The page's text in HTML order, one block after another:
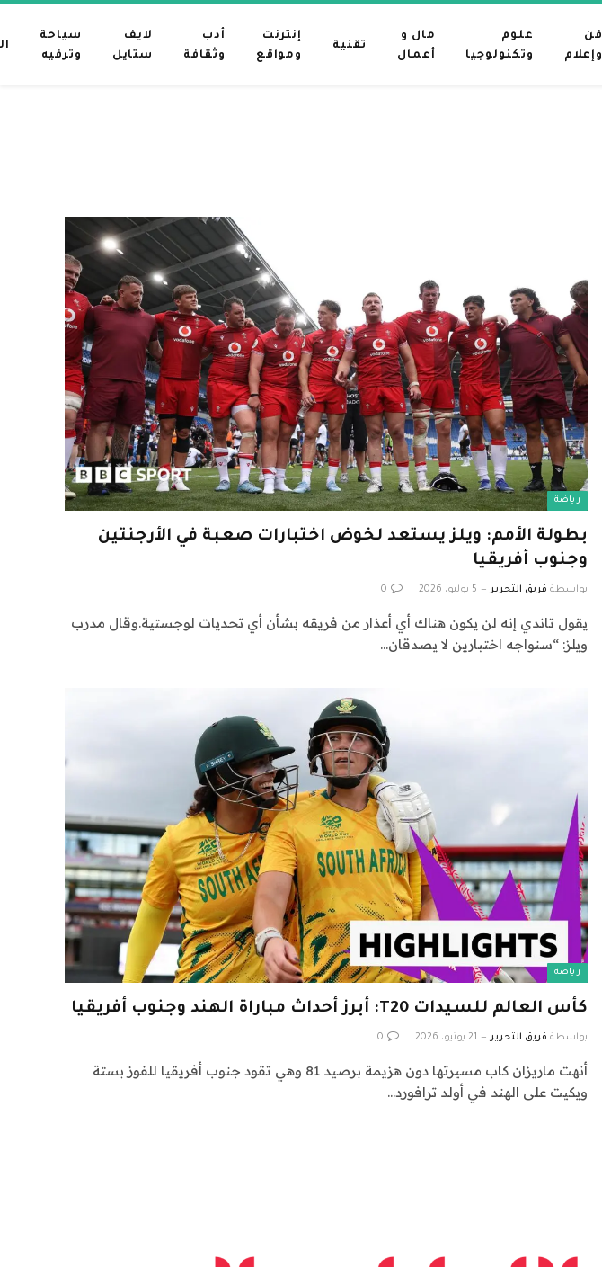
فن
وإعلام
علوم
وتكنولوجيا
مال و
أعمال
تقنية
إنترنت
ومواقع
أدب
وثقافة
لايف
ستايل
سياحة
وترفيه
رياضة
بطولة الأمم: ويلز يستعد لخوض اختبارات صعبة في الأرجنتين
وجنوب أفريقيا
بواسطة فريق التحرير 5 يوليو، 2026 0
يقول تاندي إنه لن يكون هناك أي أعذار من فريقه بشأن أي تحديات لوجستية.وقال مدرب
ويلز: “سنواجه اختبارين لا يصدقان…
رياضة
كأس العالم للسيدات T20: أبرز أحداث مباراة الهند وجنوب أفريقيا
بواسطة فريق التحرير 21 يونيو، 2026 0
أنهت ماريزان كاب مسيرتها دون هزيمة برصيد 81 وهي تقود جنوب أفريقيا للفوز بستة
ويكيت على الهند في أولد ترافورد…